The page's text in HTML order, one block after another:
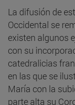
La difusión de
Occidental se
existen algunos
con su
catedralicias
en las que se
María con la
parte alta su